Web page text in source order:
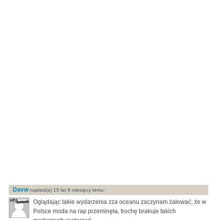
Davwnapisal(a) 15 lat 9 miesięcy temu:
Oglądając takie wydarzenia zza oceanu zaczynam żałować, że w
Polsce moda na rap przeminęła, trochę brakuje takich